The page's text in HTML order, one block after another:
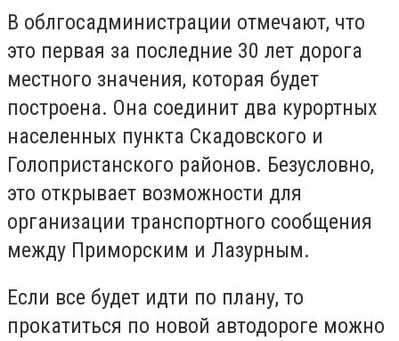
В облгосадминистрации отмечают, что
это первая за последние 30 лет дорога
местного значения, которая будет
построена. Она соединит два курортных
населенных пункта Скадовского и
Голопристанского районов. Безусловно,
это открывает возможности для
организации транспортного сообщения
между Приморским и Лазурным.
Если все будет идти по плану, то
прокатиться по новой автодороге можно